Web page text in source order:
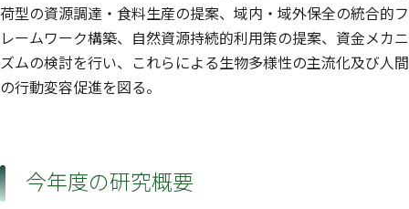
荷型の資源調達・食料生産の提案、域内・域外保全の統合的フ
レームワーク構築、自然資源持続的利用策の提案、資金メカニ
ズムの検討を行い、これらによる生物多様性の主流化及び人間
の行動変容促進を図る。
今年度の研究概要